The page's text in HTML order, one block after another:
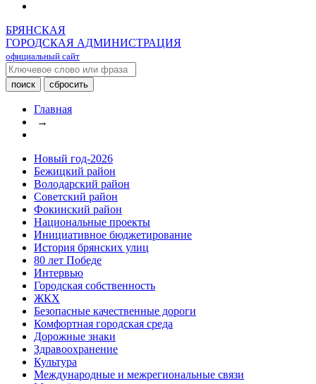
БРЯНСКАЯ
ГОРОДСКАЯ АДМИНИСТРАЦИЯ
официальный сайт
Главная
→
Новый год-2026
Бежицкий район
Володарский район
Советский район
Фокинский район
Национальные проекты
Инициативное бюджетирование
История брянских улиц
80 лет Победе
Интервью
Городская собственность
ЖКХ
Безопасные качественные дороги
Комфортная городская среда
Дорожные знаки
Здравоохранение
Культура
Международные и межрегиональные связи